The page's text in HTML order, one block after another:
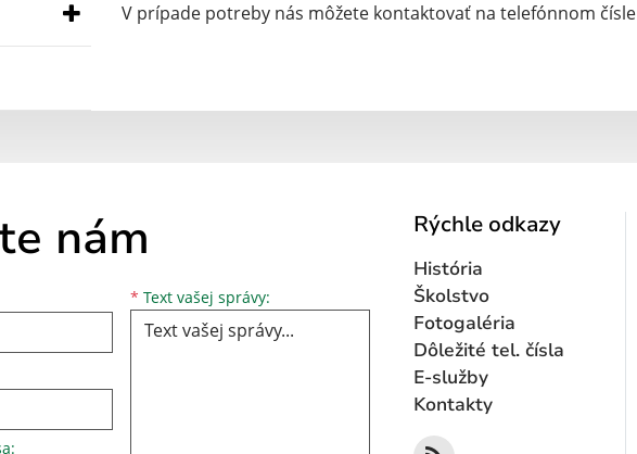
V prípade potreby nás môžete kontaktovať na telefónnom čísle
nám
* Text vašej správy: Text vašej správy...
Rýchle odkazy
História
Školstvo
Fotogaléria
Dôležité tel. čísla
E-služby
Kontakty